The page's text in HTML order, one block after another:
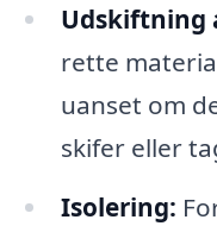
Udskiftning
rette
uanset om
skifer eller
Isolering: